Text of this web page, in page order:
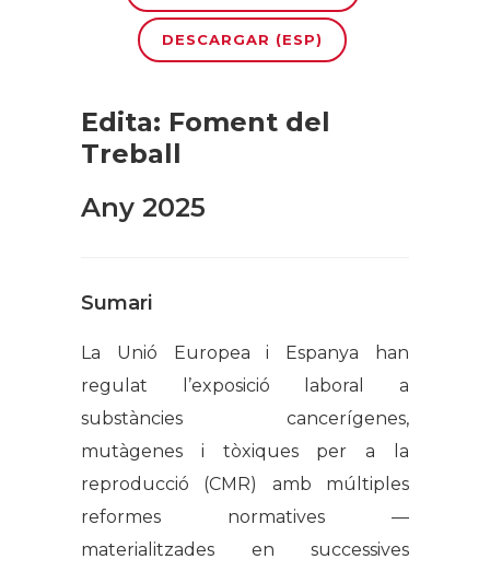
DESCARGAR (ESP)
Edita: Foment del
Treball
Any 2025
Sumari
La Unió Europea i Espanya han
regulat l’exposició laboral a
substàncies cancerígenes,
mutàgenes i tòxiques per a la
reproducció (CMR) amb múltiples
reformes normatives —
materialitzades en successives